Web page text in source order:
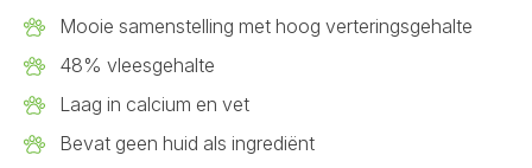
Mooie samenstelling met hoog verteringsgehalte
48% vleesgehalte
Laag in calcium en vet
Bevat geen huid als ingrediënt